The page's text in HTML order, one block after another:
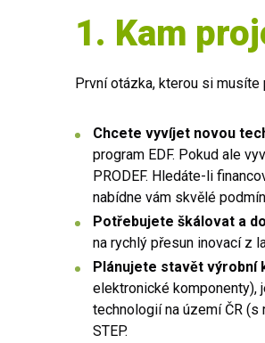
1. Kam
První otázka, kterou si
Chcete vyvíjet novou
program EDF. Pokud ale
PRODEF. Hledáte-li
nabídne vám skvělé
Potřebujete škálovat a
na rychlý přesun inovací z
Plánujete stavět výrobní
elektronické komponenty),
technologií na území ČR
STEP.